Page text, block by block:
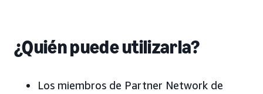
¿Quién puede utilizarla?
Los miembros de Partner Network de